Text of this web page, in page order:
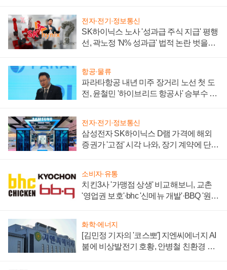
전자·전기·정보통신
SK하이닉스 노사 '성과급 주식 지급' 평행
선, 곽노정 'N% 성과급' 법적 논란 벗을지
항공·물류
파라타항공 내년 미주 장거리 노선 첫 도
전, 윤철민 '하이브리드 항공사' 승부수 통
전자·전기·정보통신
삼성전자 SK하이닉스 D램 가격에 해외
증권가 '고점' 시각 나와, 장기 계약에 단점
소비자·유통
치킨3사 '가맹점 상생' 비교해보니, 교촌
'영업권 보호'·bhc '신메뉴 개발'·BBQ '원가
화학·에너지
[김민정 기자의 '코스뽀'] 지엔씨에너지 AI
붐에 비상발전기 호황, 안병철 친환경 에